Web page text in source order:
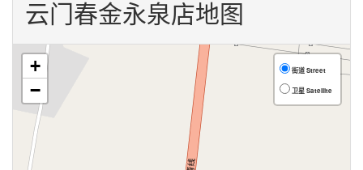
云门春金永泉店地图
+
−
街道 Street
卫星 Satellite